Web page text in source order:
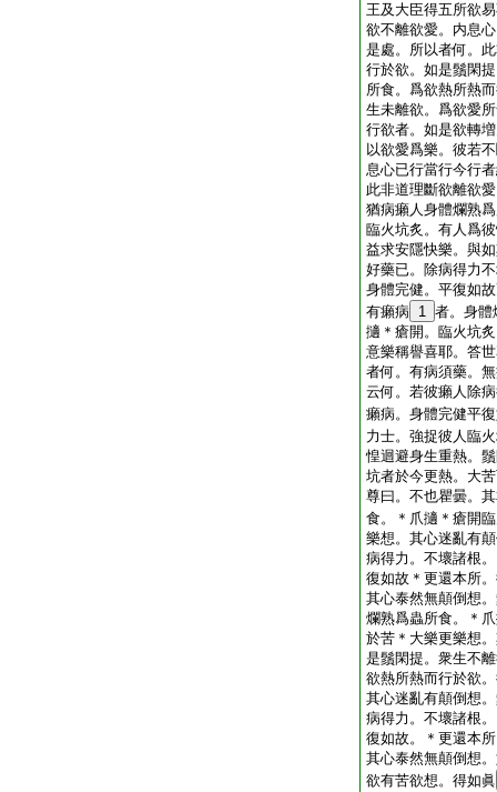
王及大臣得五所欲
欲不離欲愛。内息
是處。所以者何。
行於欲。如是鬚閑
所食。爲欲熱所熱
生未離欲。爲欲愛
行欲者。如是欲轉
以欲愛爲樂。彼若
息心已行當行今行
此非道理斷欲離欲
猶病癩人身體爛熟
臨火坑炙。有人爲
益求安隱快樂。與
好藥已。除病得力
身體完健。平復如
有癩病
1 者。身體
擿＊瘡開。臨火坑
意樂稱譽喜耶。答
者何。有病須藥。
云何。若彼癩人除
癩病。身體完健平
力士。強捉彼人臨
惶迴避身生重熱。
坑者於今更熱。大
尊曰。不也瞿曇。
食。＊爪擿＊瘡開
樂想。其心迷亂有
病得力。不壞諸根
復如故＊更還本所
其心泰然無顛倒想
爛熟爲蟲所食。＊
於苦＊大樂更樂想
是鬚閑提。衆生不
欲熱所熱而行於欲
其心迷亂有顛倒想
病得力。不壞諸根
復如故。＊更還本
其心泰然無顛倒想
欲有苦欲想。得如眞